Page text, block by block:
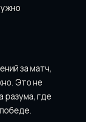
за матч,
Это не
разума, где